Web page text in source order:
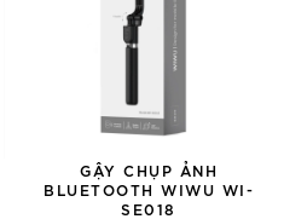
GẬY CHỤP ẢNH
BLUETOOTH WIWU WI-
SE018